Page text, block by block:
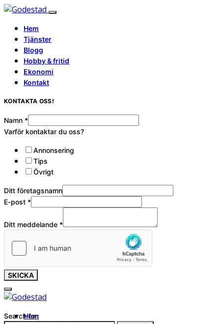
Hem
Tjänster
Blogg
Hobby & fritid
Ekonomi
Kontakt
KONTAKTA OSS!
Namn *
Varför kontaktar du oss?
Annonsering
Tips
Övrigt
Ditt företagsnamn
E-post *
Ditt meddelande *
SKICKA
Hem
Search for: